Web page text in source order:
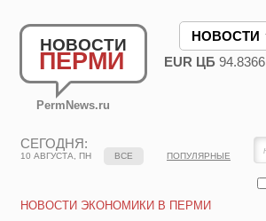
НОВОСТИ
ПЕРМИ
PermNews.ru
НОВОСТИ
EUR ЦБ 94.8366
СЕГОДНЯ:
10 АВГУСТА, ПН ВСЕ ПОПУЛЯРНЫЕ
НОВОСТИ ЭКОНОМИКИ В ПЕРМИ